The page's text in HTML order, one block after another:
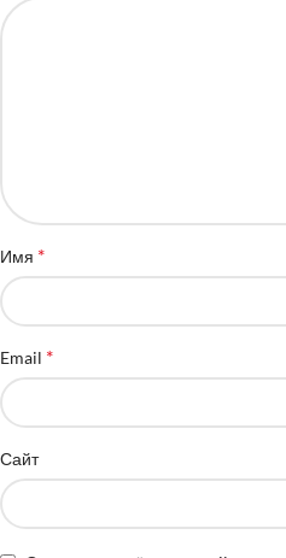
Имя *
Email *
Сайт